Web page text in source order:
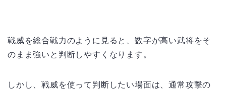
戦威を総合戦力のように見ると、数字が高い武将をそ
のまま強いと判断しやすくなります。
しかし、戦威を使って判断したい場面は、通常攻撃の